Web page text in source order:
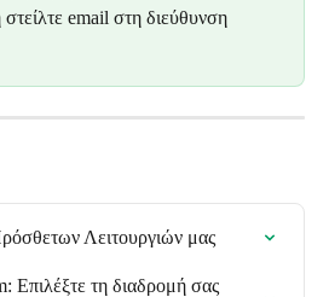
email στη διεύθυνση
Λειτουργιών μας
Επιλέξτε τη διαδρομή σας